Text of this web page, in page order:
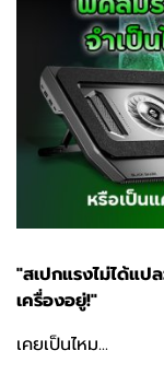
"สเปกแรงไม่ได้แป
เครื่องอยู่!"
เคยเป็นไหม...